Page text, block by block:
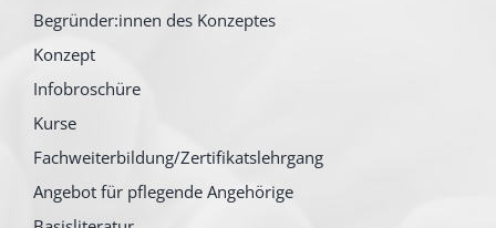
Begründer:innen des Konzeptes
Konzept
Infobroschüre
Kurse
Fachweiterbildung/Zertifikatslehrgang
Angebot für pflegende Angehörige